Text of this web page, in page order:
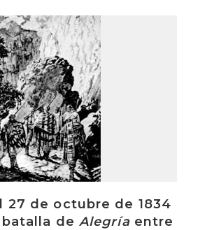
27 de octubre de 1834
de Alegría entre